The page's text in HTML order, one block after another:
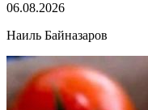
06.08.2026
Наиль Байназаров